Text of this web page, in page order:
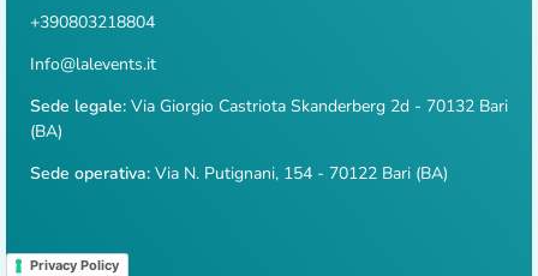
+390803218804
Info@lalevents.it
Sede legale: Via Giorgio Castriota Skanderberg 2d - 70132 Bari
(BA)
Sede operativa: Via N. Putignani, 154 - 70122 Bari (BA)
Privacy Policy